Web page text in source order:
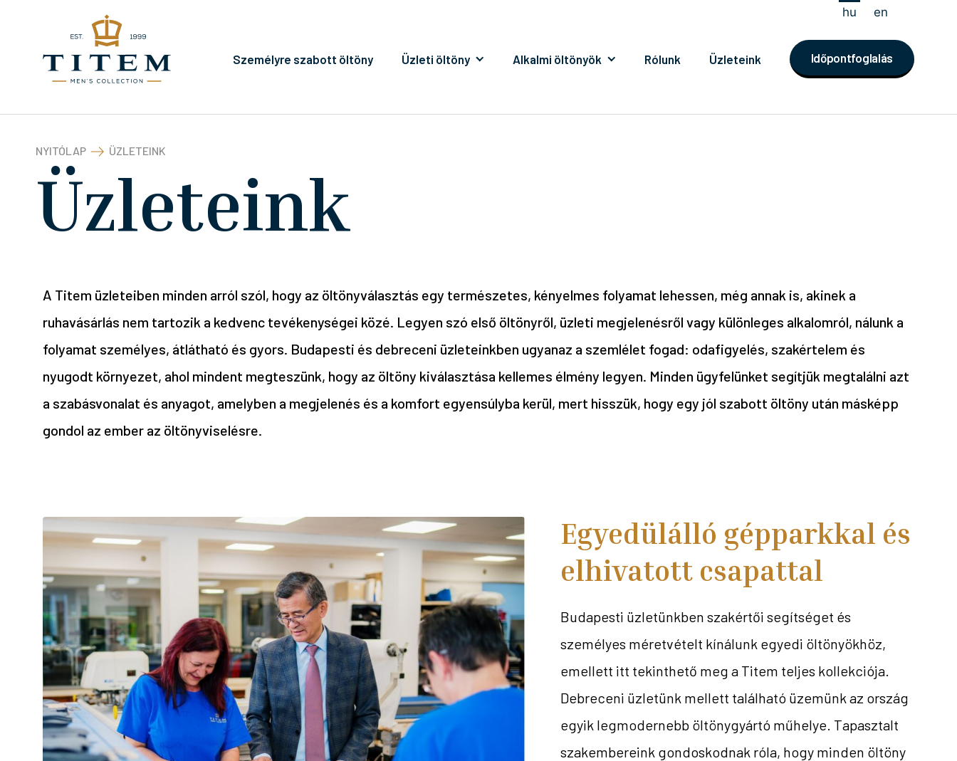
Személyre szabott öltöny Üzleti öltöny Alkalmi öltönyök Rólunk Üzleteink Időpontfoglalás
hu en
NYITÓLAP ÜZLETEINK
Üzleteink
A Titem üzleteiben minden arról szól, hogy az öltönyválasztás egy természetes, kényelmes folyamat lehessen, még annak is, akinek a
ruhavásárlás nem tartozik a kedvenc tevékenységei közé. Legyen szó első öltönyről, üzleti megjelenésről vagy különleges alkalomról, nálunk a
folyamat személyes, átlátható és gyors. Budapesti és debreceni üzleteinkben ugyanaz a szemlélet fogad: odafigyelés, szakértelem és
nyugodt környezet, ahol mindent megteszünk, hogy az öltöny kiválasztása kellemes élmény legyen. Minden ügyfelünket segítjük megtalálni azt
a szabásvonalat és anyagot, amelyben a megjelenés és a komfort egyensúlyba kerül, mert hisszük, hogy egy jól szabott öltöny után másképp
gondol az ember az öltönyviselésre.
Egyedülálló gépparkkal és
elhivatott csapattal
Budapesti üzletünkben szakértői segítséget és
személyes méretvételt kínálunk egyedi öltönyökhöz,
emellett itt tekinthető meg a Titem teljes kollekciója.
Debreceni üzletünk mellett található üzemünk az ország
egyik legmodernebb öltönygyártó műhelye. Tapasztalt
szakembereink gondoskodnak róla, hogy minden öltöny